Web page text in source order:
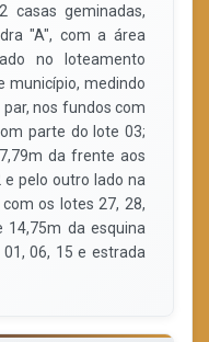
casas geminadas,
"A", com a área
no loteamento
município, medindo
nos fundos com
parte do lote 03;
da frente aos
pelo outro lado na
os lotes 27, 28,
14,75m da esquina
06, 15 e estrada